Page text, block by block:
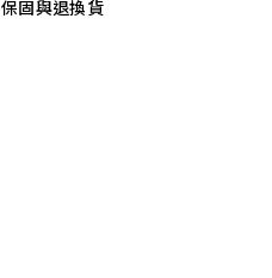
保固與退換貨